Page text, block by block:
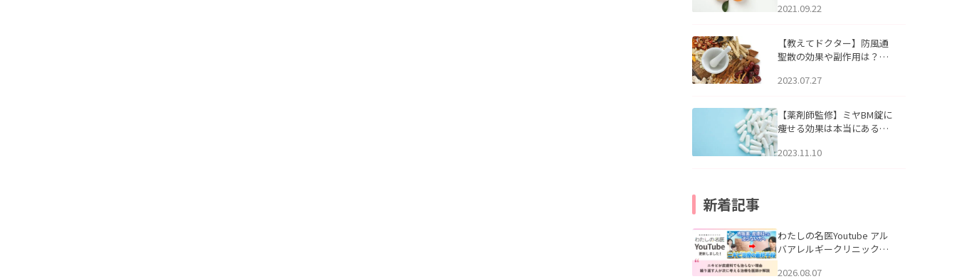
2021.09.22
【教えてドクター】防風通
聖散の効果や副作用は？長
2023.07.27
【薬剤師監修】ミヤBM錠に
痩せる効果は本当にある
2023.11.10
新着記事
わたしの名医Youtube アル
バアレルギークリニック札
らない理由｜繰り返す人が
2026.08.07